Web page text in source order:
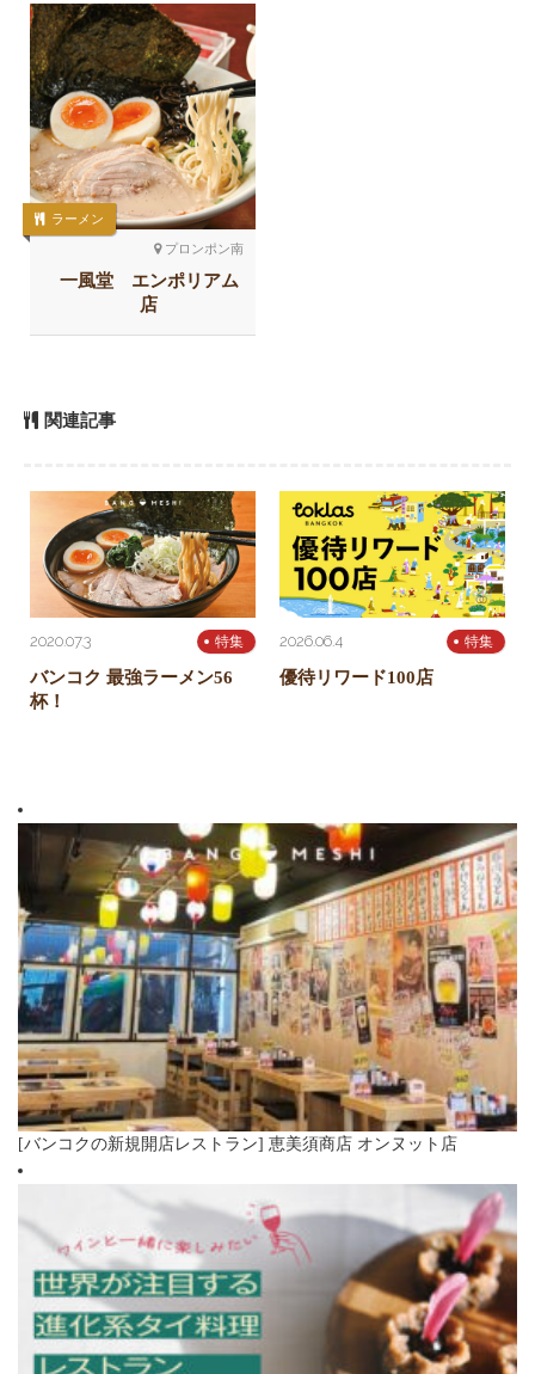
プロンポン南
ラーメン
一風堂 エンポリアム
店
関連記事
2020.07.3 特集
バンコク 最強ラーメン56
杯！
2026.06.4 特集
優待リワード100店
[バンコクの新規開店レストラン] 恵美須商店 オンヌット店